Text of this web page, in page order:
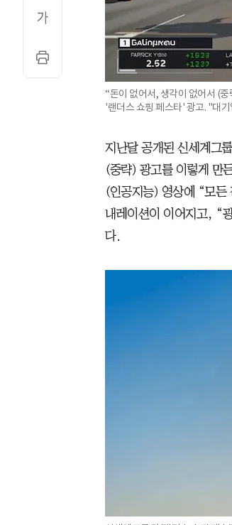
“돈이 없어서, 생각이 없어서 (
'랜더스 쇼핑 페스타' 광고. "대
지난달 공개된 신세계그
(중략) 광고를 이렇게 만
(인공지능) 영상에 “모든
내레이션이 이어지고, “
다.